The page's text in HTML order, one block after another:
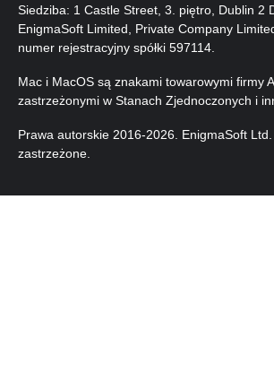
Siedziba: 1 Castle Street, 3. piętro, Dublin 2
EnigmaSoft Limited, Private Company
numer rejestracyjny spółki 597114.
Mac i MacOS są znakami towarowymi firmy
zastrzeżonymi w Stanach Zjednoczonych i
Prawa autorskie 2016-2026 . EnigmaSoft
zastrzeżone.